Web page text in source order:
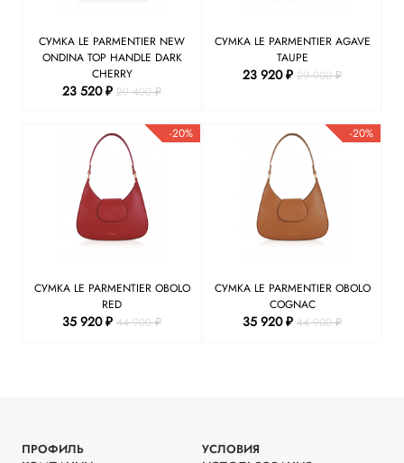
СУМКА LE PARMENTIER NEW
ONDINA TOP HANDLE DARK
CHERRY
23 520 ₽ 29 400 ₽
СУМКА LE PARMENTIER AGAVE
TAUPE
23 920 ₽ 29 900 ₽
-20%
СУМКА LE PARMENTIER OBOLO
RED
35 920 ₽ 44 900 ₽
-20%
СУМКА LE PARMENTIER OBOLO
COGNAC
35 920 ₽ 44 900 ₽
ПРОФИЛЬ
УСЛОВИЯ